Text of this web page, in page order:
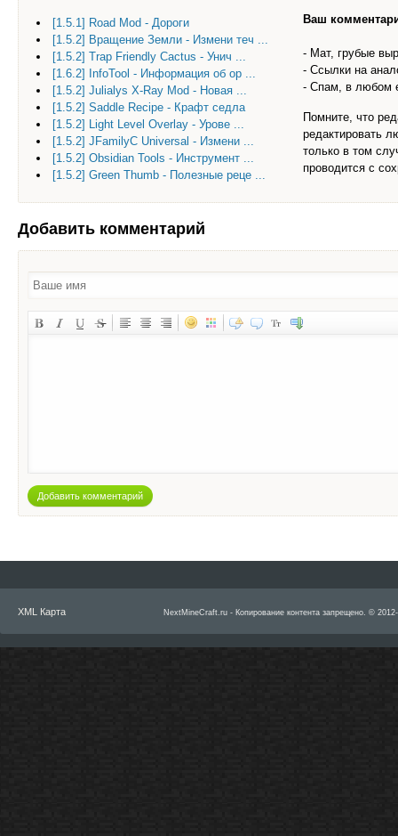
[1.5.1] Road Mod - Дороги
[1.5.2] Вращение Земли - Измени теч ...
[1.5.2] Trap Friendly Cactus - Унич ...
[1.6.2] InfoTool - Информация об ор ...
[1.5.2] Julialys X-Ray Mod - Новая ...
[1.5.2] Saddle Recipe - Крафт седла
[1.5.2] Light Level Overlay - Урове ...
[1.5.2] JFamilyC Universal - Измени ...
[1.5.2] Obsidian Tools - Инструмент ...
[1.5.2] Green Thumb - Полезные реце ...
Ваш
- Мат, грубые
- Ссылки на
- Спам, в любом
Помните, что
редактировать
только в том
проводится с
Добавить комментарий
Добавить комментарий
XML Карта NextMineCraft.ru - Копирование контента запрещено. ©